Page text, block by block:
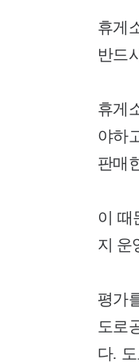
휴게
반드
휴게
야하
판매
이 때
지 운
평가
도로
다.